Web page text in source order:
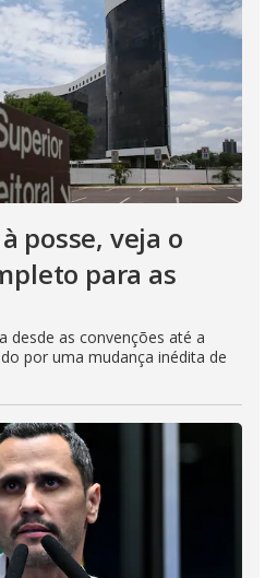
posse, veja o
para as
desde as convenções até a
por uma mudança inédita de